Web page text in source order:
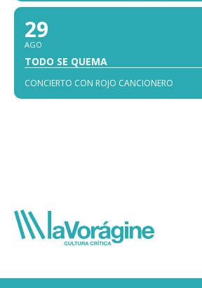
29
AGO
TODO SE QUEMA
CONCIERTO CON ROJO CANCIONERO